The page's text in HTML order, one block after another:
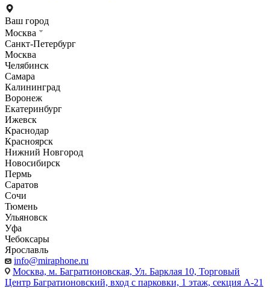
Ваш город
Москва
Санкт-Петербург
Москва
Челябинск
Самара
Калининград
Воронеж
Екатеринбург
Ижевск
Краснодар
Красноярск
Нижний Новгород
Новосибирск
Пермь
Саратов
Сочи
Тюмень
Ульяновск
Уфа
Чебоксары
Ярославль
info@miraphone.ru
Москва, м. Багратионовская, Ул. Барклая 10, Торговый
Центр Багратионовский, вход с парковки, 1 этаж, секция А-21